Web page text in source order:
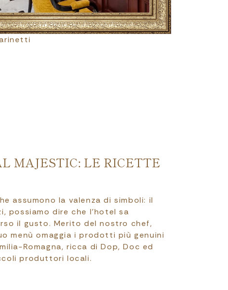
MAJESTIC: LE RICETTE
assumono la valenza di simboli: il
possiamo dire che l’hotel sa
il gusto. Merito del nostro chef,
menù omaggia i prodotti più genuini
Romagna, ricca di Dop, Doc ed
produttori locali.